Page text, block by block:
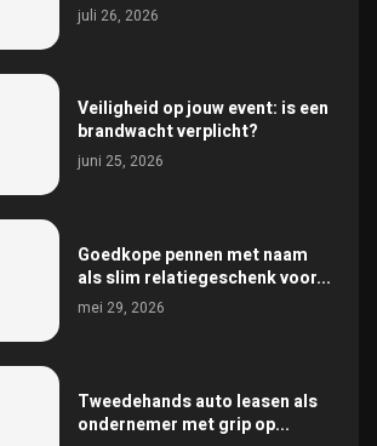
juli 26, 2026
Veiligheid op jouw event: is een
brandwacht verplicht?
juni 25, 2026
Goedkope pennen met naam
als slim relatiegeschenk voor...
mei 29, 2026
Tweedehands auto leasen als
ondernemer met grip op...